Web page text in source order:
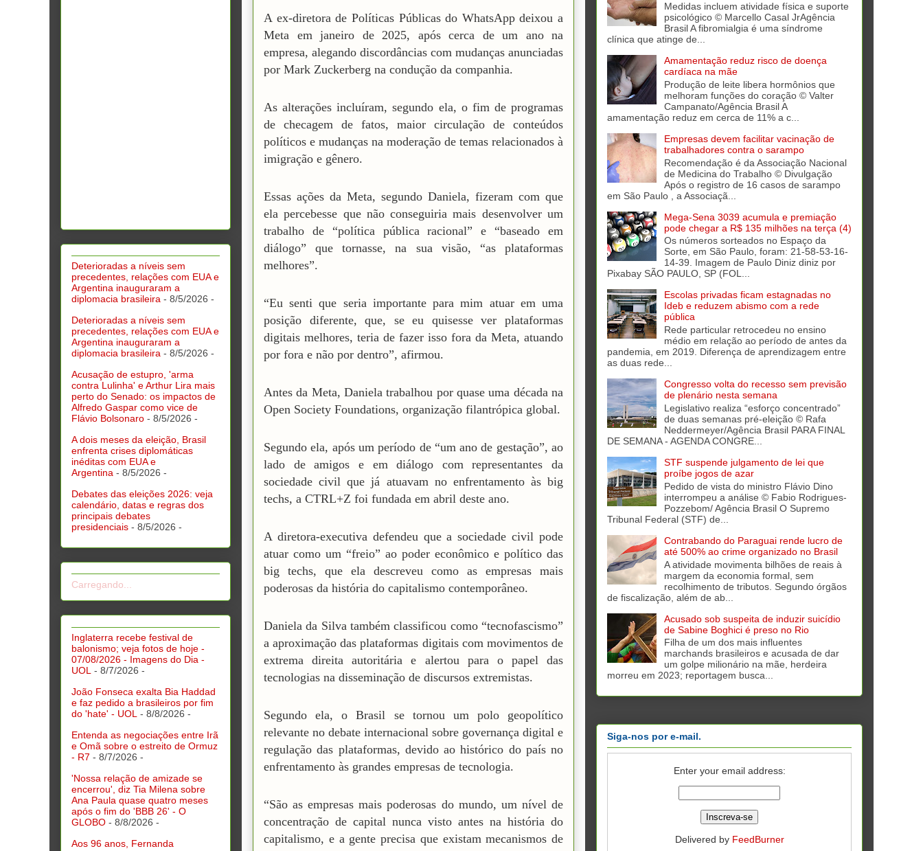
A ex-diretora de Políticas Públicas do WhatsApp deixou a
Meta em janeiro de 2025, após cerca de um ano na
empresa, alegando discordâncias com mudanças anunciadas
por Mark Zuckerberg na condução da companhia.
As alterações incluíram, segundo ela, o fim de programas
de checagem de fatos, maior circulação de conteúdos
políticos e mudanças na moderação de temas relacionados à
imigração e gênero.
Essas ações da Meta, segundo Daniela, fizeram com que
ela percebesse que não conseguiria mais desenvolver um
trabalho de “política pública racional” e “baseado em
diálogo” que tornasse, na sua visão, “as plataformas
melhores”.
“Eu senti que seria importante para mim atuar em uma
posição diferente, que, se eu quisesse ver plataformas
digitais melhores, teria de fazer isso fora da Meta, atuando
por fora e não por dentro”, afirmou.
Antes da Meta, Daniela trabalhou por quase uma década na
Open Society Foundations, organização filantrópica global.
Segundo ela, após um período de “um ano de gestação”, ao
lado de amigos e em diálogo com representantes da
sociedade civil que já atuavam no enfrentamento às big
techs, a CTRL+Z foi fundada em abril deste ano.
A diretora-executiva defendeu que a sociedade civil pode
atuar como um “freio” ao poder econômico e político das
big techs, que ela descreveu como as empresas mais
poderosas da história do capitalismo contemporâneo.
Daniela da Silva também classificou como “tecnofascismo”
a aproximação das plataformas digitais com movimentos de
extrema direita autoritária e alertou para o papel das
tecnologias na disseminação de discursos extremistas.
Segundo ela, o Brasil se tornou um polo geopolítico
relevante no debate internacional sobre governança digital e
regulação das plataformas, devido ao histórico do país no
enfrentamento às grandes empresas de tecnologia.
“São as empresas mais poderosas do mundo, um nível de
concentração de capital nunca visto antes na história do
capitalismo, e a gente precisa que existam mecanismos de
Deterioradas a níveis sem
precedentes, relações com EUA e
Argentina inauguraram a
diplomacia brasileira - 8/5/2026 -
Deterioradas a níveis sem
precedentes, relações com EUA e
Argentina inauguraram a
diplomacia brasileira - 8/5/2026 -
Acusação de estupro, 'arma
contra Lulinha' e Arthur Lira mais
perto do Senado: os impactos de
Alfredo Gaspar como vice de
Flávio Bolsonaro - 8/5/2026 -
A dois meses da eleição, Brasil
enfrenta crises diplomáticas
inéditas com EUA e
Argentina - 8/5/2026 -
Debates das eleições 2026: veja
calendário, datas e regras dos
principais debates
presidenciais - 8/5/2026 -
Carregando...
Inglaterra recebe festival de
balonismo; veja fotos de hoje -
07/08/2026 - Imagens do Dia -
UOL - 8/7/2026 -
João Fonseca exalta Bia Haddad
e faz pedido a brasileiros por fim
do 'hate' - UOL - 8/8/2026 -
Entenda as negociações entre Irã
e Omã sobre o estreito de Ormuz
- R7 - 8/7/2026 -
'Nossa relação de amizade se
encerrou', diz Tia Milena sobre
Ana Paula quase quatro meses
após o fim do 'BBB 26' - O
GLOBO - 8/8/2026 -
Aos 96 anos, Fernanda
Medidas incluem atividade física e suporte
psicológico © Marcello Casal JrAgência
Brasil A fibromialgia é uma síndrome
clínica que atinge de...
Amamentação reduz risco de doença
cardíaca na mãe
Produção de leite libera hormônios que
melhoram funções do coração © Valter
Campanato/Agência Brasil A
amamentação reduz em cerca de 11% a c...
Empresas devem facilitar vacinação de
trabalhadores contra o sarampo
Recomendação é da Associação Nacional
de Medicina do Trabalho © Divulgação
Após o registro de 16 casos de sarampo
em São Paulo , a Associaçã...
Mega-Sena 3039 acumula e premiação
pode chegar a R$ 135 milhões na terça (4)
Os números sorteados no Espaço da
Sorte, em São Paulo, foram: 21-58-53-16-
14-39. Imagem de Paulo Diniz diniz por
Pixabay SÃO PAULO, SP (FOL...
Escolas privadas ficam estagnadas no
Ideb e reduzem abismo com a rede
pública
Rede particular retrocedeu no ensino
médio em relação ao período de antes da
pandemia, em 2019. Diferença de aprendizagem entre
as duas rede...
Congresso volta do recesso sem previsão
de plenário nesta semana
Legislativo realiza “esforço concentrado”
de duas semanas pré-eleição © Rafa
Neddermeyer/Agência Brasil PARA FINAL
DE SEMANA - AGENDA CONGRE...
STF suspende julgamento de lei que
proíbe jogos de azar
Pedido de vista do ministro Flávio Dino
interrompeu a análise © Fabio Rodrigues-
Pozzebom/ Agência Brasil O Supremo
Tribunal Federal (STF) de...
Contrabando do Paraguai rende lucro de
até 500% ao crime organizado no Brasil
A atividade movimenta bilhões de reais à
margem da economia formal, sem
recolhimento de tributos. Segundo órgãos
de fiscalização, além de ab...
Acusado sob suspeita de induzir suicídio
de Sabine Boghici é preso no Rio
Filha de um dos mais influentes
marchands brasileiros e acusada de dar
um golpe milionário na mãe, herdeira
morreu em 2023; reportagem busca...
Siga-nos por e-mail.
Enter your email address:
Delivered by FeedBurner